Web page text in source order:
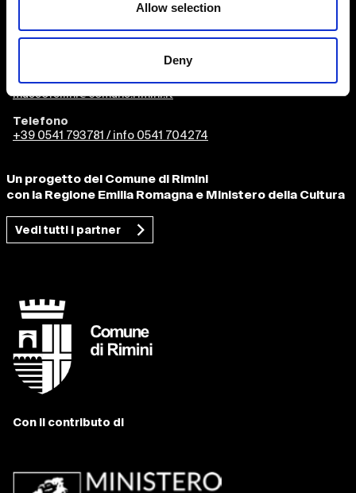
Allow selection
Deny
Fellini Museum Rimini
Piazza Malatesta
Email
museofellini@comune.rimini.it
Telefono
+39 0541 793781 / info 0541 704274
Un progetto del Comune di Rimini
con la Regione Emilia Romagna e Ministero della Cultura
Vedi tutti i partner
Con il contributo di